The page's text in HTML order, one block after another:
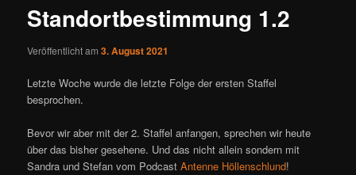
Standortbestimmung 1.2
Veröffentlicht am3. August 2021
Letzte Woche wurde die letzte Folge der ersten Staffel
besprochen.
Bevor wir aber mit der 2. Staffel anfangen, sprechen wir heute
über das bisher gesehene. Und das nicht allein sondern mit
Sandra und Stefan vom PodcastAntenne Höllenschlund!